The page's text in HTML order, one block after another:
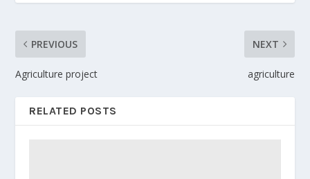
PREVIOUS
Agriculture project
NEXT
agriculture
RELATED POSTS